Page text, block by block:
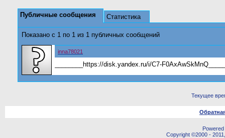
Публичные сообщения Статистика
Показано с 1 по 1 из 1 публичных сообщений
inna78021
________https://disk.yandex.ru/i/C7-
Текущее
Copyright ©2000 -